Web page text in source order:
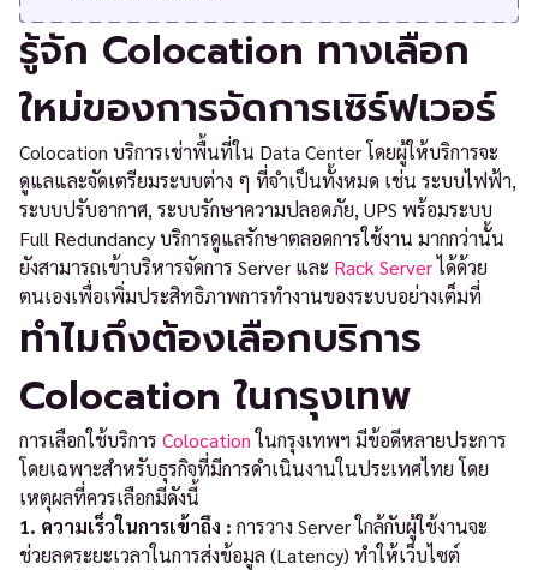
รู้จัก Colocation ทางเลือก
ใหม่ของการจัดการเซิร์ฟเวอร์
Colocation บริการเช่าพื้นที่ใน Data Center โดยผู้ให้บริการจะ
ดูแลและจัดเตรียมระบบต่าง ๆ ที่จำเป็นทั้งหมด เช่น ระบบไฟฟ้า,
ระบบปรับอากาศ, ระบบรักษาความปลอดภัย, UPS พร้อมระบบ
Full Redundancy บริการดูแลรักษาตลอดการใช้งาน มากกว่านั้น
ยังสามารถเข้าบริหารจัดการ Server และ Rack Serverได้ด้วย
ตนเองเพื่อเพิ่มประสิทธิภาพการทำงานของระบบอย่างเต็มที่
ทำไมถึงต้องเลือกบริการ
Colocation ในกรุงเทพ
การเลือกใช้บริการ Colocationในกรุงเทพฯ มีข้อดีหลายประการ
โดยเฉพาะสำหรับธุรกิจที่มีการดำเนินงานในประเทศไทย โดย
เหตุผลที่ควรเลือกมีดังนี้
1. ความเร็วในการเข้าถึง : การวาง Server ใกล้กับผู้ใช้งานจะ
ช่วยลดระยะเวลาในการส่งข้อมูล (Latency) ทำให้เว็บไซต์